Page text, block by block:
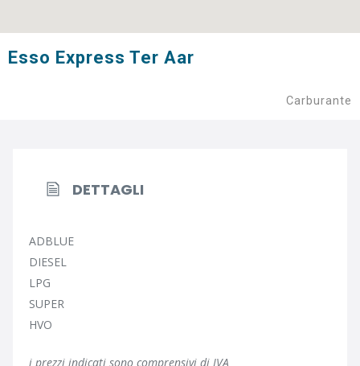
Esso Express Ter Aar
Carburante
DETTAGLI
ADBLUE
DIESEL
LPG
SUPER
HVO
i prezzi indicati sono comprensivi di IVA